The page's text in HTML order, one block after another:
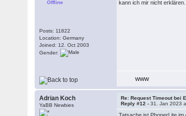
Offline
Posts: 11822
Location: Germany
Joined: 12. Oct 2003
Gender:
kann ich mir nicht erklären.
WWW
Adrian Koch
YaBB Newbies
Re: Request Timeout bei
Reply #12 -31. Jan 2023